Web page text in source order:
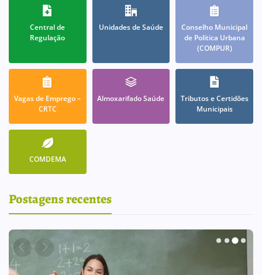
Central de
Regulação
Unidades de Saúde
Conselho Municipal
de Política Urbana
(COMPUR)
Vagas de Emprego –
CRTC
Almoxarifado Saúde
Tributos e Certidões
Municipais
COMDEMA
Postagens recentes